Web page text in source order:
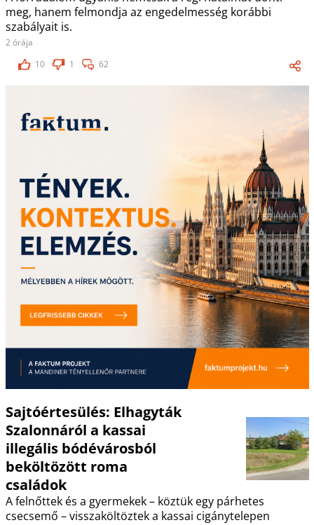
meg, hanem felmondja az engedelmesség korábbi
szabályait is.
2 órája
10
1 62
Sajtóértesülés: Elhagyták
Szalonnáról a kassai
illegális bódévárosból
beköltözött roma
családok
A felnőttek és a gyermekek – köztük egy párhetes
csecsemő – visszaköltöztek a kassai cigánytelepen